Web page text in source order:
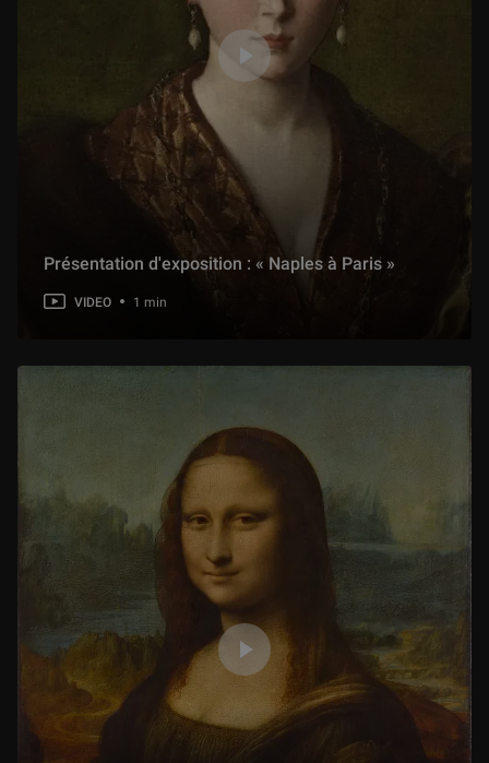
Présentation d'exposition : « Naples à Paris »
VIDEO 1 min